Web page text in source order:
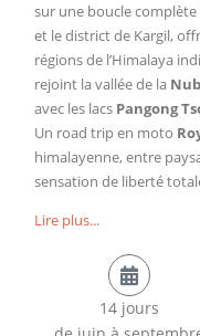
sur une boucle complète
et le district de Kargil,
régions de l’Himalaya
rejoint la vallée de la
avec les lacs Pangong
Un road trip en moto
himalayenne, entre
sensation de liberté
Lire plus...
14 jours